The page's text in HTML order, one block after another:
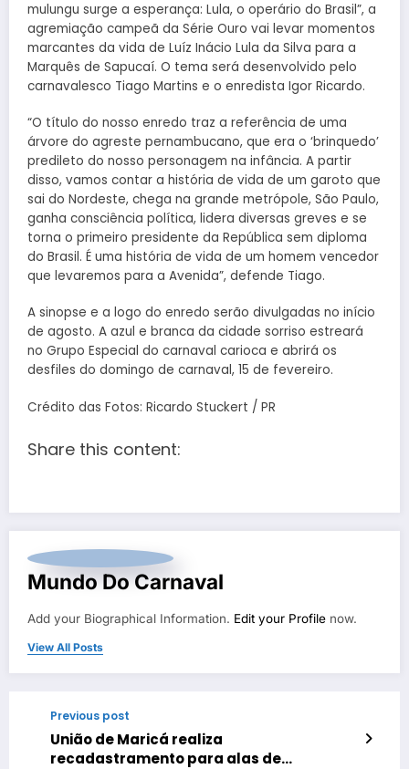
mulungu surge a esperança: Lula, o operário do Brasil”, a
agremiação campeã da Série Ouro vai levar momentos
marcantes da vida de Luíz Inácio Lula da Silva para a
Marquês de Sapucaí. O tema será desenvolvido pelo
carnavalesco Tiago Martins e o enredista Igor Ricardo.
“O título do nosso enredo traz a referência de uma
árvore do agreste pernambucano, que era o ‘brinquedo’
predileto do nosso personagem na infância. A partir
disso, vamos contar a história de vida de um garoto que
sai do Nordeste, chega na grande metrópole, São Paulo,
ganha consciência política, lidera diversas greves e se
torna o primeiro presidente da República sem diploma
do Brasil. É uma história de vida de um homem vencedor
que levaremos para a Avenida”, defende Tiago.
A sinopse e a logo do enredo serão divulgadas no início
de agosto. A azul e branca da cidade sorriso estreará
no Grupo Especial do carnaval carioca e abrirá os
desfiles do domingo de carnaval, 15 de fevereiro.
Crédito das Fotos: Ricardo Stuckert / PR
Share this content:
Mundo Do Carnaval
Add your Biographical Information. Edit your Profile now.
View All Posts
Previous post
União de Maricá realiza
recadastramento para alas de